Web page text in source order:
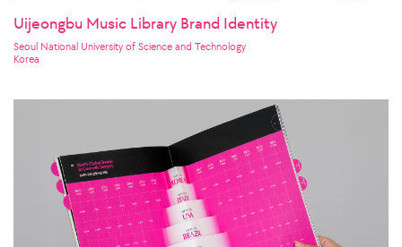
Uijeongbu Music Library Brand Identity
Seoul National University of Science and Technology
Korea